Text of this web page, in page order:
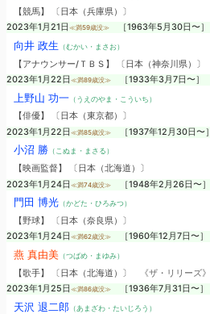
【競馬】 〔日本（兵庫県）〕
2023年1月21日 ≪満59歳没≫ ［1963年5月30日〜］
向井 政生 （むかい・まさお）
【アナウンサー/ＴＢＳ】 〔日本（神奈川県）〕
2023年1月22日 ≪満89歳没≫ ［1933年3月7日〜］
上野山 功一（うえのやま・こういち）
【俳優】 〔日本（東京都）〕
2023年1月22日 ≪満85歳没≫ ［1937年12月30日〜］
小沼 勝（こぬま・まさる）
【映画監督】 〔日本（北海道）〕
2023年1月24日 ≪満74歳没≫ ［1948年2月26日〜］
門田 博光（かどた・ひろみつ）
【野球】 〔日本（奈良県）〕
2023年1月24日 ≪満62歳没≫ ［1960年12月7日〜］
燕 真由美（つばめ・まゆみ）
【歌手】 〔日本（北海道）〕
《ザ・リリーズ》
2023年1月25日 ≪満86歳没≫ ［1936年7月31日〜］
天沢 退二郎（あまざわ・たいじろう）